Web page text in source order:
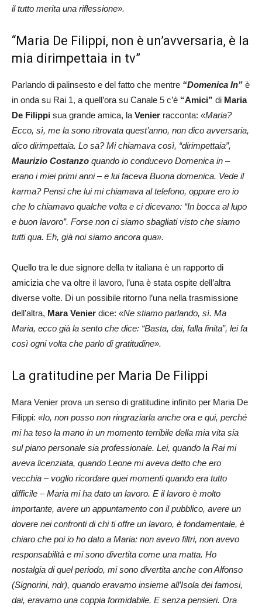
il tutto merita una riflessione».
“Maria De Filippi, non è un’avversaria, è la
mia dirimpettaia in tv”
Parlando di palinsesto e del fatto che mentre “Domenica In” è
in onda su Rai 1, a quell’ora su Canale 5 c’è “Amici” di Maria
De Filippi sua grande amica, la Venier racconta: «Maria?
Ecco, sì, me la sono ritrovata quest’anno, non dico avversaria,
dico dirimpettaia. Lo sa? Mi chiamava così, “dirimpettaia”,
Maurizio Costanzo quando io conducevo Domenica in –
erano i miei primi anni – e lui faceva Buona domenica. Vede il
karma? Pensi che lui mi chiamava al telefono, oppure ero io
che lo chiamavo qualche volta e ci dicevano: “In bocca al lupo
e buon lavoro”. Forse non ci siamo sbagliati visto che siamo
tutti qua. Eh, già noi siamo ancora qua».
Quello tra le due signore della tv italiana è un rapporto di
amicizia che va oltre il lavoro, l’una è stata ospite dell’altra
diverse volte. Di un possibile ritorno l’una nella trasmissione
dell’altra, Mara Venier dice: «Ne stiamo parlando, sì. Ma
Maria, ecco già la sento che dice: “Basta, dai, falla finita”, lei fa
così ogni volta che parlo di gratitudine».
La gratitudine per Maria De Filippi
Mara Venier prova un senso di gratitudine infinito per Maria De
Filippi: «Io, non posso non ringraziarla anche ora e qui, perché
mi ha teso la mano in un momento terribile della mia vita sia
sul piano personale sia professionale. Lei, quando la Rai mi
aveva licenziata, quando Leone mi aveva detto che ero
vecchia – voglio ricordare quei momenti quando era tutto
difficile – Maria mi ha dato un lavoro. E il lavoro è molto
importante, avere un appuntamento con il pubblico, avere un
dovere nei confronti di chi ti offre un lavoro, è fondamentale, è
chiaro che poi io ho dato a Maria: non avevo filtri, non avevo
responsabilità e mi sono divertita come una matta. Ho
nostalgia di quel periodo, mi sono divertita anche con Alfonso
(Signorini, ndr), quando eravamo insieme all’Isola dei famosi,
dai, eravamo una coppia formidabile. E senza pensieri. Ora